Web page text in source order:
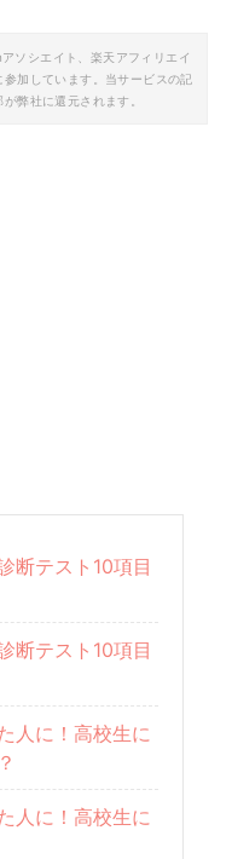
ソシエイト、楽天アフィリエイ
加しています。当サービスの記
弊社に還元されます。
断テスト10項目
断テスト10項目
人に！高校生に
人に！高校生に